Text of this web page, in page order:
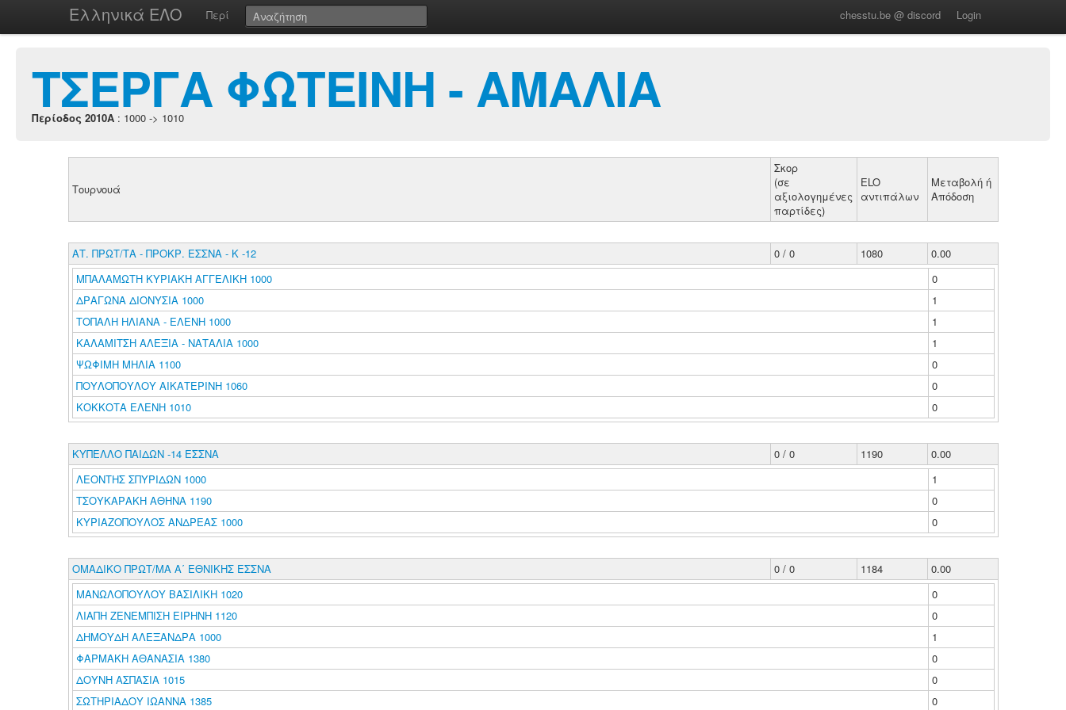
Ελληνικά ΕΛΟ Περί chesstu.be @ discord Login
ΤΣΕΡΓΑ ΦΩΤΕΙΝΗ - ΑΜΑΛΙΑ
Περίοδος 2010A : 1000 -> 1010
Τουρνουά
Σκορ
(σε
αξιολογημένες
παρτίδες)
ELO
αντιπάλων
Μεταβολή ή
Απόδοση
ΑΤ. ΠΡΩΤ/ΤΑ - ΠΡΟΚΡ. ΕΣΣΝΑ - Κ -12 0 / 0 1080
0.00
ΜΠΑΛΑΜΩΤΗ ΚΥΡΙΑΚΗ ΑΓΓΕΛΙΚΗ 1000
0
ΔΡΑΓΩΝΑ ΔΙΟΝΥΣΙΑ 1000
1
ΤΟΠΑΛΗ ΗΛΙΑΝΑ - ΕΛΕΝΗ 1000
1
ΚΑΛΑΜΙΤΣΗ ΑΛΕΞΙΑ - ΝΑΤΑΛΙΑ 1000
1
ΨΩΦΙΜΗ ΜΗΛΙΑ 1100
0
ΠΟΥΛΟΠΟΥΛΟΥ ΑΙΚΑΤΕΡΙΝΗ 1060
0
ΚΟΚΚΟΤΑ ΕΛΕΝΗ 1010
0
ΚΥΠΕΛΛΟ ΠΑΙΔΩΝ -14 ΕΣΣΝΑ 0 / 0 1190
0.00
ΛΕΟΝΤΗΣ ΣΠΥΡΙΔΩΝ 1000
1
ΤΣΟΥΚΑΡΑΚΗ ΑΘΗΝΑ 1190
0
ΚΥΡΙΑΖΟΠΟΥΛΟΣ ΑΝΔΡΕΑΣ 1000
0
ΟΜΑΔΙΚΟ ΠΡΩΤ/ΜΑ Α΄ ΕΘΝΙΚΗΣ ΕΣΣΝΑ 0 / 0 1184
0.00
ΜΑΝΩΛΟΠΟΥΛΟΥ ΒΑΣΙΛΙΚΗ 1020
0
ΛΙΑΠΗ ΖΕΝΕΜΠΙΣΗ ΕΙΡΗΝΗ 1120
0
ΔΗΜΟΥΔΗ ΑΛΕΞΑΝΔΡΑ 1000
1
ΦΑΡΜΑΚΗ ΑΘΑΝΑΣΙΑ 1380
0
ΔΟΥΝΗ ΑΣΠΑΣΙΑ 1015
0
ΣΩΤΗΡΙΑΔΟΥ ΙΩΑΝΝΑ 1385
0